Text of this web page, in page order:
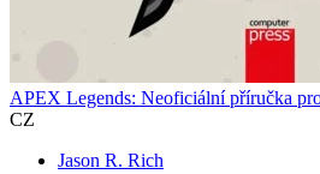
APEX Legends: Neoficiální příručka
CZ
Jason R. Rich